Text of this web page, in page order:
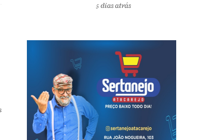
5 dias atrás